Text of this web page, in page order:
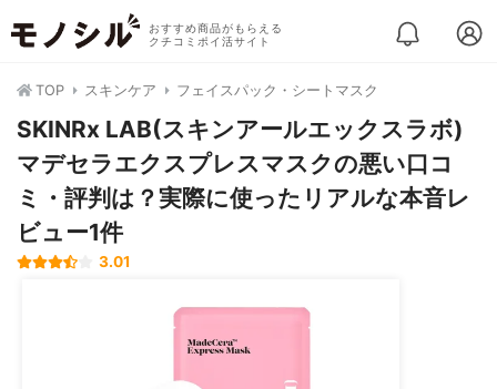
おすすめ商品がもらえる
クチコミポイ活サイト
TOP スキンケア フェイスパック・シートマスク
SKINRx LAB(スキンアールエックスラボ)
マデセラエクスプレスマスクの悪い口コ
ミ・評判は？実際に使ったリアルな本音レ
ビュー1件
3.01